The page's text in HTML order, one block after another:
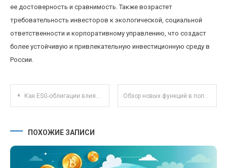
ее достоверность и сравнимость. Также возрастет
требовательность инвесторов к экологической, социальной
ответственности и корпоративному управлению, что создаст
более устойчивую и привлекательную инвестиционную среду в
России.
Навигация по записям
Как ESG-облигации влияют на устойчивое инвестирование и корпоративную ответственность Обзор новых функций в популярном редакторе изображений Canva для командной работы
ПОХОЖИЕ ЗАПИСИ